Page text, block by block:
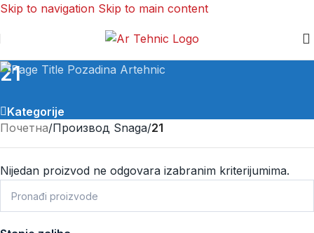
Skip to navigation Skip to main content
21
Kategorije
Почетна/Производ Snaga/21
Nijedan proizvod ne odgovara izabranim kriterijumima.